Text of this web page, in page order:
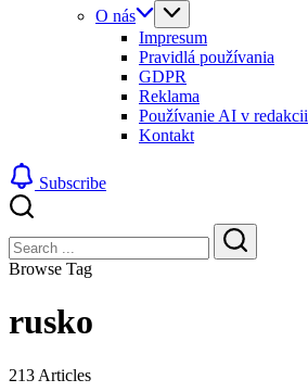
O nás
Impresum
Pravidlá používania
GDPR
Reklama
Používanie AI v redakcii
Kontakt
Subscribe
Search
Search
Browse Tag
rusko
213 Articles